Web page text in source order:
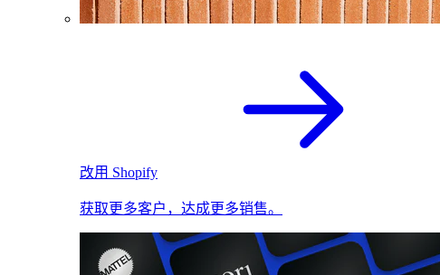
改用 Shopify
获取更多客户，达成更多销售。